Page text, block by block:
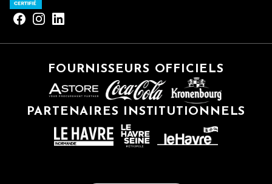
FOURNISSEURS OFFICIELS
PARTENAIRES INSTITUTIONNELS